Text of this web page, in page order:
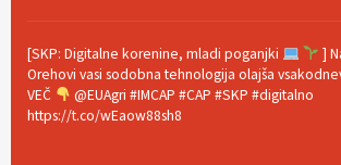
[SKP: Digitalne korenine, mladi poganjki
]
Orehovi vasi sodobna tehnologija olajša
VEČ
@EUAgri #IMCAP #CAP #SKP #digitalno
https://t.co/wEaow88sh8